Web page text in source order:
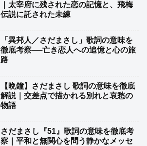
｜太宰府に残された恋の記憶と、飛梅
伝説に託された未練
「異邦人／さだまさし」歌詞の意味を
徹底考察──亡き恋人への追憶と心の旅
路
【晩鐘】さだまさし 歌詞の意味を徹底
解説｜交差点で描かれる別れと哀愁の
物語
さだまさし『51』歌詞の意味を徹底考
察｜平和と無関心を問う静かなメッセ